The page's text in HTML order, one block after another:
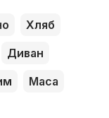
Хляб
Диван
Маса